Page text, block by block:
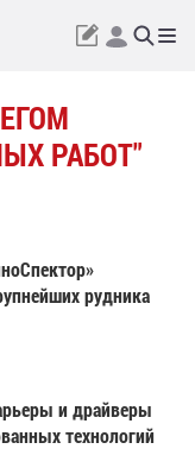
РАБОТ"
рудника
и драйверы
технологий